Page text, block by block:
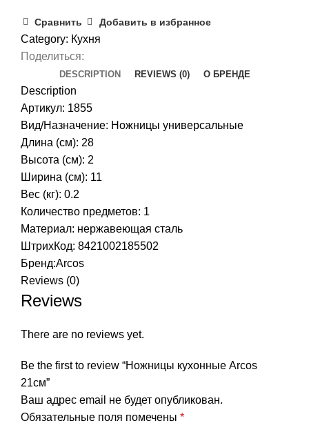
Сравнить Добавить в избранное
Category: Кухня
Поделиться:
DESCRIPTION REVIEWS (0) О БРЕНДЕ
Description
Артикул: 1855
Вид/Назначение: Ножницы универсальные
Длина (см): 28
Высота (см): 2
Ширина (см): 11
Вес (кг): 0.2
Количество предметов: 1
Материал: нержавеющая сталь
ШтрихКод: 8421002185502
Бренд:Arcos
Reviews (0)
Reviews
There are no reviews yet.
Be the first to review “Ножницы кухонные Arcos
21см”
Ваш адрес email не будет опубликован.
Обязательные поля помечены *